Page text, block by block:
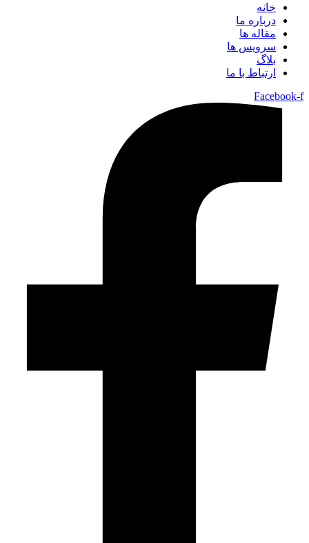
خانه
درباره ما
مقاله ها
سرویس ها
بلاگ
ارتباط با ما
Facebook-f